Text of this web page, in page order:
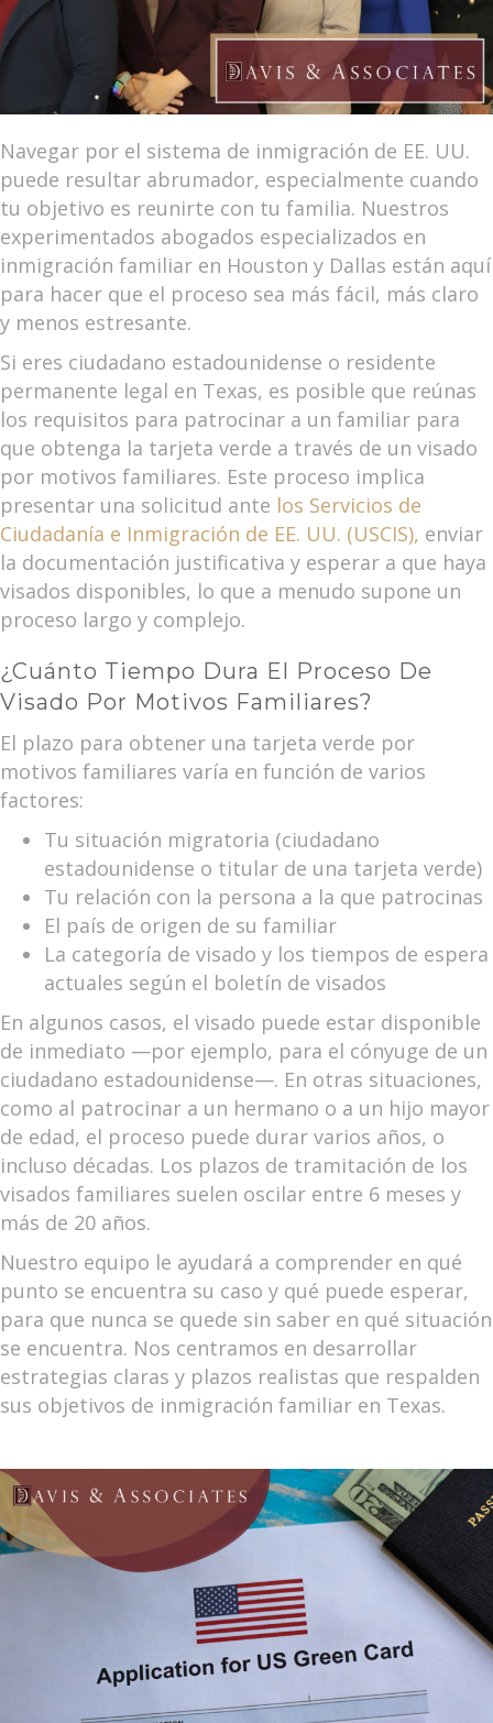
Navegar por el sistema de inmigración de EE. UU.
puede resultar abrumador, especialmente cuando
tu objetivo es reunirte con tu familia. Nuestros
experimentados abogados especializados en
inmigración familiar en Houston y Dallas están aquí
para hacer que el proceso sea más fácil, más claro
y menos estresante.
Si eres ciudadano estadounidense o residente
permanente legal en Texas, es posible que reúnas
los requisitos para patrocinar a un familiar para
que obtenga la tarjeta verde a través de un visado
por motivos familiares. Este proceso implica
presentar una solicitud ante los Servicios de
Ciudadanía e Inmigración de EE. UU. (USCIS), enviar
la documentación justificativa y esperar a que haya
visados disponibles, lo que a menudo supone un
proceso largo y complejo.
¿Cuánto Tiempo Dura El Proceso De
Visado Por Motivos Familiares?
El plazo para obtener una tarjeta verde por
motivos familiares varía en función de varios
factores:
Tu situación migratoria (ciudadano
estadounidense o titular de una tarjeta verde)
Tu relación con la persona a la que patrocinas
El país de origen de su familiar
La categoría de visado y los tiempos de espera
actuales según el boletín de visados
En algunos casos, el visado puede estar disponible
de inmediato —por ejemplo, para el cónyuge de un
ciudadano estadounidense—. En otras situaciones,
como al patrocinar a un hermano o a un hijo mayor
de edad, el proceso puede durar varios años, o
incluso décadas. Los plazos de tramitación de los
visados familiares suelen oscilar entre 6 meses y
más de 20 años.
Nuestro equipo le ayudará a comprender en qué
punto se encuentra su caso y qué puede esperar,
para que nunca se quede sin saber en qué situación
se encuentra. Nos centramos en desarrollar
estrategias claras y plazos realistas que respalden
sus objetivos de inmigración familiar en Texas.